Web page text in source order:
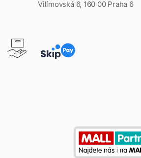
Vilímovská 6, 160 00 Praha 6